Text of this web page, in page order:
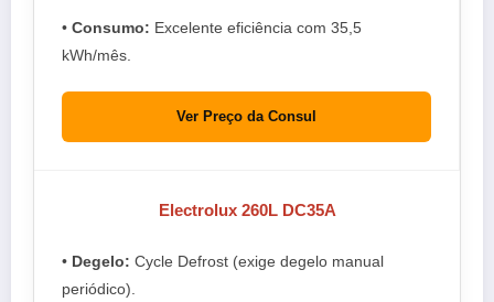
• Consumo: Excelente eficiência com 35,5
kWh/mês.
Ver Preço da Consul
Electrolux 260L DC35A
• Degelo: Cycle Defrost (exige degelo manual
periódico).